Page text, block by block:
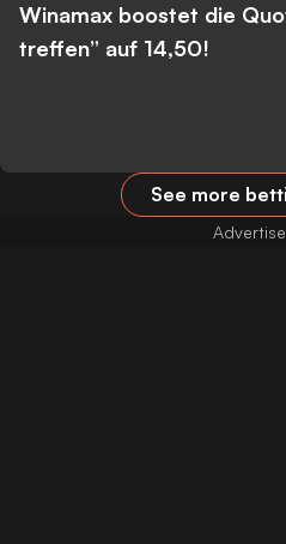
Winamax boostet die
treffen” auf 14,50!
See more